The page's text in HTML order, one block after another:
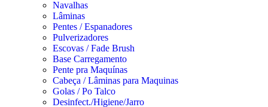
Navalhas
Lâminas
Pentes / Espanadores
Pulverizadores
Escovas / Fade Brush
Base Carregamento
Pente pra Maquínas
Cabeça / Lâminas para Maquinas
Golas / Po Talco
Desinfect./Higiene/Jarro